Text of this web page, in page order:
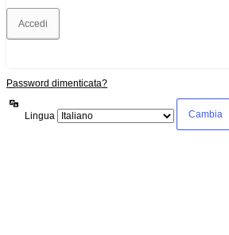
Password dimenticata?
Lingua